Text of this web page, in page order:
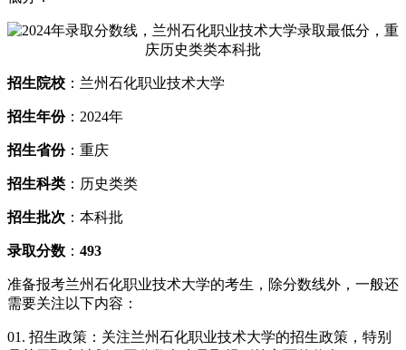
招生院校 ：兰州石化职业技术大学
招生年份：2024年
招生省份：重庆
招生科类 ：历史类类
招生批次 ：本科批
录取分数 ： 493
准备报考兰州石化职业技术大学的考生，除分数线外，一般还
需要关注以下内容：
01. 招生政策：关注兰州石化职业技术大学的招生政策，特别